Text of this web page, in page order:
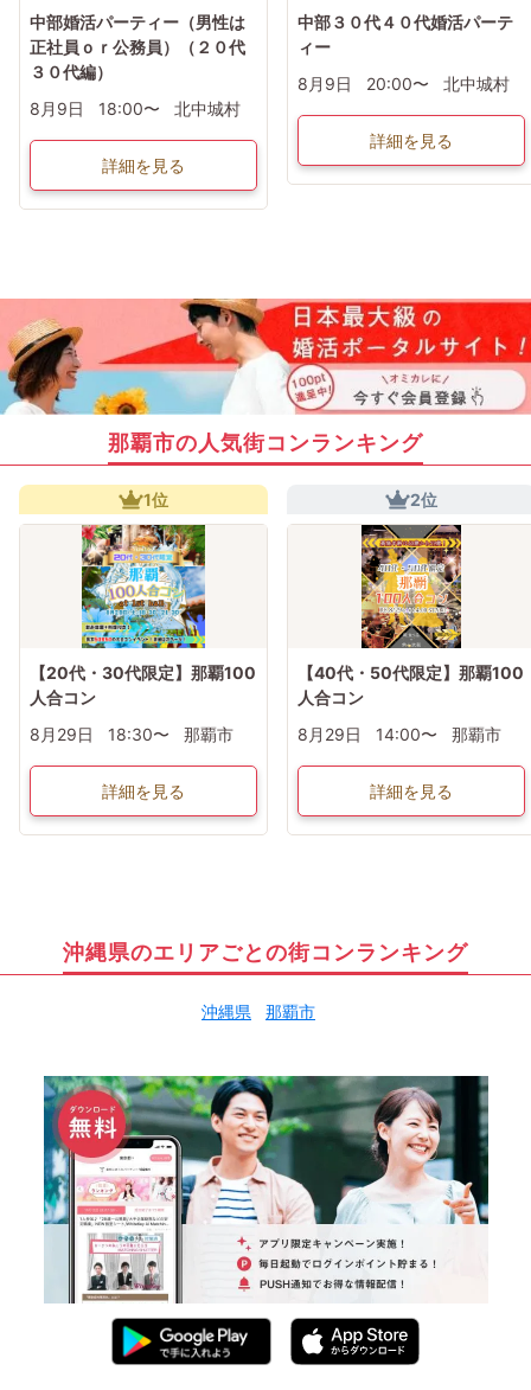
中部婚活パーティー（男性は
正社員ｏｒ公務員）（２０代
３０代編）
8月9日
18:00〜 北中城村
詳細を見る
中部３０代４０代婚活パーテ
ィー
8月9日
20:00〜 北中城村
詳細を見る
那覇市の人気街コンランキング
1位
【20代・30代限定】那覇100
人合コン
8月29日
18:30〜 那覇市
詳細を見る
2位
【40代・50代限定】那覇100
人合コン
8月29日
14:00〜 那覇市
詳細を見る
沖縄県のエリアごとの街コンランキング
沖縄県 那覇市